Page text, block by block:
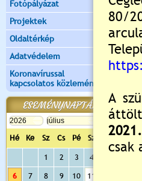
Fotópályázat
Projektek
Oldaltérkép
Adatvédelem
Koronavírussal
kapcsolatos közlemények
ESEMÉNYNAPTÁR
Hé Ke Sz Cs Pé Sz Va
1 2 3 4
6 7 8 9 10 11